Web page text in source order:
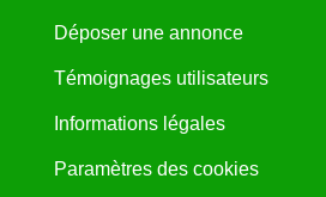
Déposer une annonce
Témoignages utilisateurs
Informations légales
Paramètres des cookies